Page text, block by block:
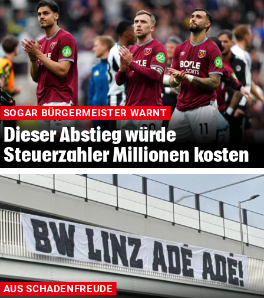
SOGAR BÜRGERMEISTER WARNT
Dieser Abstieg würde
Steuerzahler Millionen kosten
AUS SCHADENFREUDE